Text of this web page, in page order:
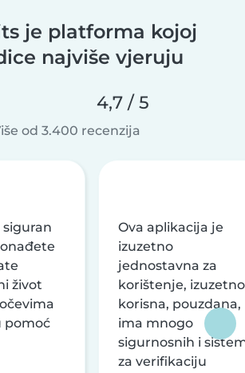
je platforma kojoj
najviše vjeruju
4,7 / 5
od 3.400 recenzija
siguran
život
pomoć
Ova aplikacija je
izuzetno
jednostavna za
korištenje, izuzetno
korisna, pouzdana,
ima mnogo
sigurnosnih i
za verifikaciju